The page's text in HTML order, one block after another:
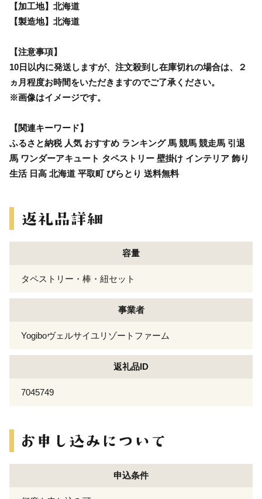
【加工地】北海道
【製造地】北海道
【注意事項】
10日以内に発送しますが、注文殺到し在庫切れの場合は、２
ヵ月程度お時間をいただきますのでご了承ください。
※画像はイメージです。
【関連キーワード】
ふるさと納税 人気 おすすめ ランキング 馬 競馬 競走馬 引退
馬 ワンダーアキュート タペストリー 壁掛け インテリア 飾り
生活 日高 北海道 平取町 びらとり 送料無料
容量
タペストリー・棒・紐セット
事業者
Yogiboヴェルサイユリゾートファーム
返礼品ID
7045749
申込条件